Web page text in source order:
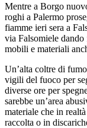
Mentre a Borgo
roghi a Palermo
fiamme ieri sera a
via Falsomiele
mobili e materiali
Un’alta coltre di
vigili del fuoco per
diverse ore per
sarebbe un’area
materiale che in
raccolta o in